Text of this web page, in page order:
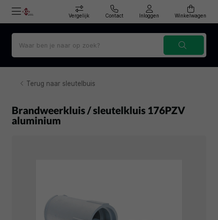
Vergelijk Contact Inloggen Winkelwagen
Terug naar sleutelbuis
Brandweerkluis / sleutelkluis 176PZV
aluminium